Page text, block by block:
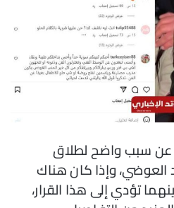
عن سبب واضح لطلاق
العوضي، وإذا كان هناك
تؤدي إلى هذا القرار،